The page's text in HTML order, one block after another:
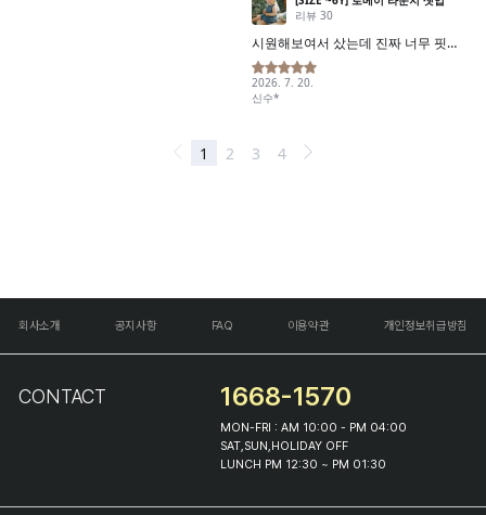
회사소개 공지사항 FAQ 이용약관 개인정보취급방침
CONTACT 1668-1570
MON-FRI : AM 10:00 - PM 04:00
SAT,SUN,HOLIDAY OFF
LUNCH PM 12:30 ~ PM 01:30